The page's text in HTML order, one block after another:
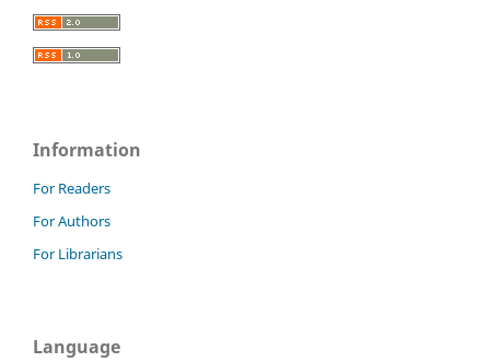
Information
For Readers
For Authors
For Librarians
Language